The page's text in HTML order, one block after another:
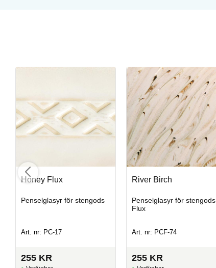
Opal Lustre
Penselglasyr för stengods
Art. nr: SW-219
Honey Flux
Penselglasyr för stengods
Art. nr: PC-17
255 KR
River Birch
Penselglasyr för stengods
Flux
Art. nr: PCF-74
255 KR